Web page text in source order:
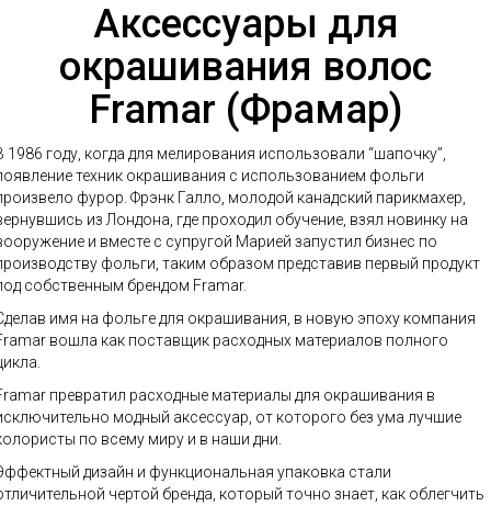
Аксессуары для
окрашивания волос
Framar (Фрамар)
1986 году, когда для мелирования использовали “шапочку”,
техник окрашивания с использованием фольги
фурор. Фрэнк Галло, молодой канадский парикмахер,
из Лондона, где проходил обучение, взял новинку на
и вместе с супругой Марией запустил бизнес по
фольги, таким образом представив первый продукт
собственным брендом Framar.
имя на фольге для окрашивания, в новую эпоху компания
вошла как поставщик расходных материалов полного
превратил расходные материалы для окрашивания в
модный аксессуар, от которого без ума лучшие
по всему миру и в наши дни.
дизайн и функциональная упаковка стали
чертой бренда, который точно знает, как облегчить